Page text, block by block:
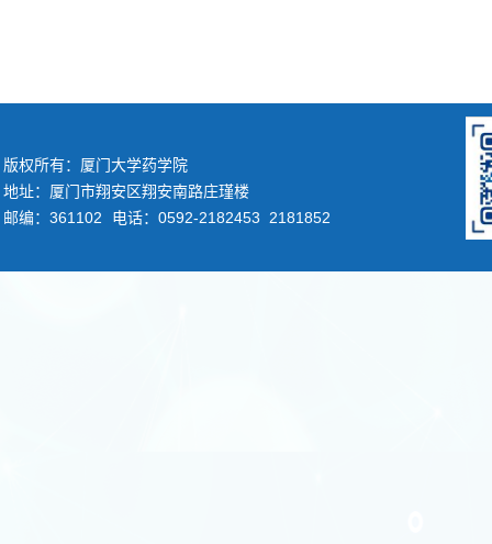
版权所有：厦门大学药学院
地址：厦门市翔安区翔安南路庄瑾楼
邮编：361102
电话：0592-2182453 2181852